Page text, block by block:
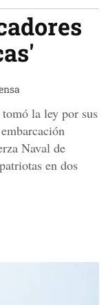
la ley por sus
Naval de
en dos